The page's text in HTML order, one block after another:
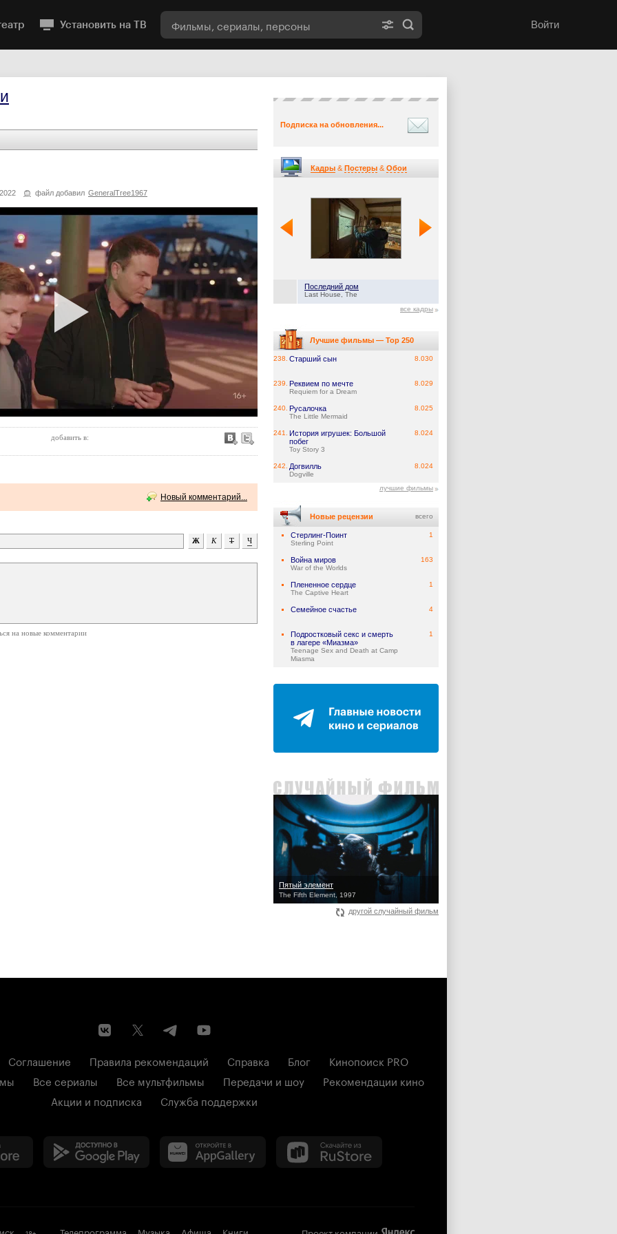
Установить на ТВ Войти
файл добавил GeneralTree1967
добавить в:
Новый комментарий...
на новые комментарии
Подписка на обновления...
Кадры & Постеры & Обои
Последний дом
Last House, The
все кадры
Лучшие фильмы — Top 250
238. Старший сын 8.030
239. Реквием по мечте
Requiem for a Dream
8.029
240. Русалочка
The Little Mermaid
8.025
241.
История игрушек: Большой
побег
Toy Story 3
8.024
242. Догвилль
Dogville
8.024
лучшие фильмы
Новые рецензии всего
Стерлинг-Поинт
Sterling Point
1
Война миров
War of the Worlds
163
Плененное сердце
The Captive Heart
1
Семейное счастье 4
Подростковый секс и смерть
в лагере «Миазма»
Teenage Sex and Death at Camp
Miasma
1
Пятый элемент
The Fifth Element, 1997
другой случайный фильм
Соглашение Правила рекомендаций Справка Блог
Кинопоиск PRO
Все сериалы Все мультфильмы Передачи и шоу
Рекомендации кино
Акции и подписка
Служба поддержки
Телепрограмма Музыка Афиша Книги